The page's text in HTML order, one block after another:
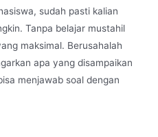
sudah pasti kalian
Tanpa belajar mustahil
maksimal. Berusahalah
apa yang disampaikan
menjawab soal dengan